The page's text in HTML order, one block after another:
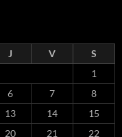
J V
S
1
6 7
8
13 14
15
20 21
22